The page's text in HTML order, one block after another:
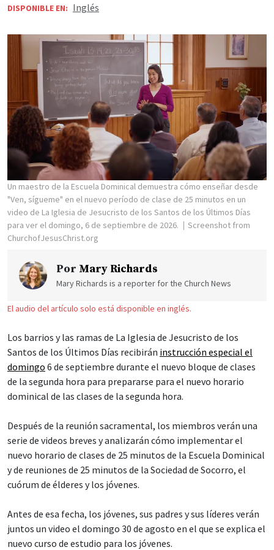
DISPONIBLE EN: Inglés
Un maestro de la Escuela Dominical demuestra cómo enseñar desde
"Ven, sígueme" en el nuevo período de clase de 25 minutos en un
video de La Iglesia de Jesucristo de los Santos de los Últimos Días
para ver el domingo, 6 de septiembre de 2026.
Screenshot from
ChurchofJesusChrist.org
Por Mary Richards
Mary Richards is a reporter for the Church News
El audio del artículo solo está disponible en inglés.
Los barrios y las ramas de La Iglesia de Jesucristo de los
Santos de los Últimos Días recibirán instrucción especial el
domingo 6 de septiembre durante el nuevo bloque de clases
de la segunda hora para prepararse para el nuevo horario
dominical de las clases de la segunda hora.
Después de la reunión sacramental, los miembros verán una
serie de videos breves y analizarán cómo implementar el
nuevo horario de clases de 25 minutos de la Escuela Dominical
y de reuniones de 25 minutos de la Sociedad de Socorro, el
cuórum de élderes y los jóvenes.
Antes de esa fecha, los jóvenes, sus padres y sus líderes verán
juntos un video el domingo 30 de agosto en el que se explica el
nuevo curso de estudio para los jóvenes.